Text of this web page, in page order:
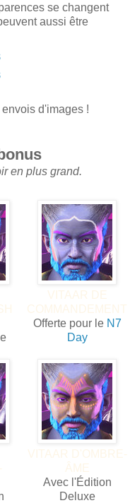
se changent
aussi être
d'images !
en plus grand.
VITAAR DE
COMMANDEMENT
Offerte pour le N7
Day
VITAAR D'OMBRE-
ÂME
Avec l'Édition
Deluxe